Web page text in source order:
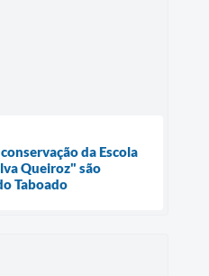
da Escola
Queiroz" são
Taboado